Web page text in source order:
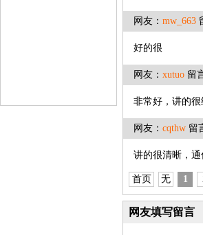
网友： mw_663
好的很
网友： xutuo 留
非常好，讲的很
网友： cqthw 留
讲的很清晰，
首页 无 1
网友填写留言